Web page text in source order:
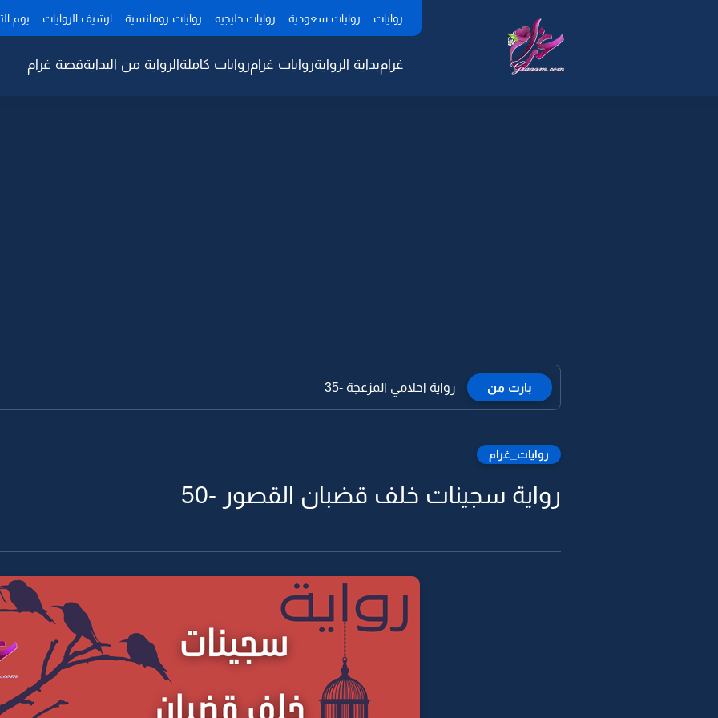
روايات روايات سعودية روايات خليجيه روايات رومانسية ارشيف الروايات يوم
غرامبداية الروايةروايات غرامروايات كاملةالرواية من البدايةقصة غرام
بارت من رواية احلامي المزعجة -34
روايات_غرام
رواية سجينات خلف قضبان القصور -50